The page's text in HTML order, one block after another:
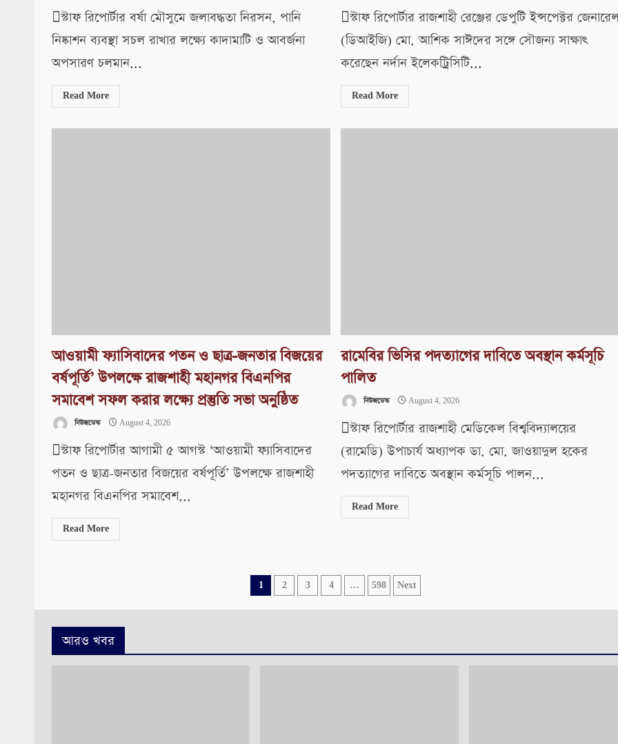
স্টাফ রিপোর্টার বর্ষা মৌসুমে জলাবদ্ধতা নিরসন, পানি
নিষ্কাশন ব্যবস্থা সচল রাখার লক্ষ্যে কাদামাটি ও আবর্জনা
অপসারণ চলমান...
Read More
স্টাফ রিপোর্টার রাজশাহী রেঞ্জের ডেপুটি ইন্সপেক্টর
(ডিআইজি) মো. আশিক সাঈদের সঙ্গে সৌজন্য সাক্ষাৎ
করেছেন নর্দান ইলেকট্রিসিটি...
Read More
আওয়ামী ফ্যাসিবাদের পতন ও ছাত্র-জনতার বিজয়ের
বর্ষপূর্তি’ উপলক্ষে রাজশাহী মহানগর বিএনপির
সমাবেশ সফল করার লক্ষ্যে প্রস্তুতি সভা অনুষ্ঠিত
নিউজডেস্ক August 4, 2026
স্টাফ রিপোর্টার আগামী ৫ আগস্ট ‘আওয়ামী ফ্যাসিবাদের
পতন ও ছাত্র-জনতার বিজয়ের বর্ষপূর্তি’ উপলক্ষে রাজশাহী
মহানগর বিএনপির সমাবেশ...
Read More
রামেবির ভিসির পদত্যাগের দাবিতে অবস্থান কর্মসূচি
পালিত
নিউজডেস্ক August 4, 2026
স্টাফ রিপোর্টার রাজশাহী মেডিকেল বিশ্ববিদ্যালয়ের
(রামেডি) উপাচার্য অধ্যাপক ডা. মো. জাওয়াদুল হকের
পদত্যাগের দাবিতে অবস্থান কর্মসূচি পালন...
Read More
Posts
pagination
1 2 3 4 … 598 Next
আরও খবর